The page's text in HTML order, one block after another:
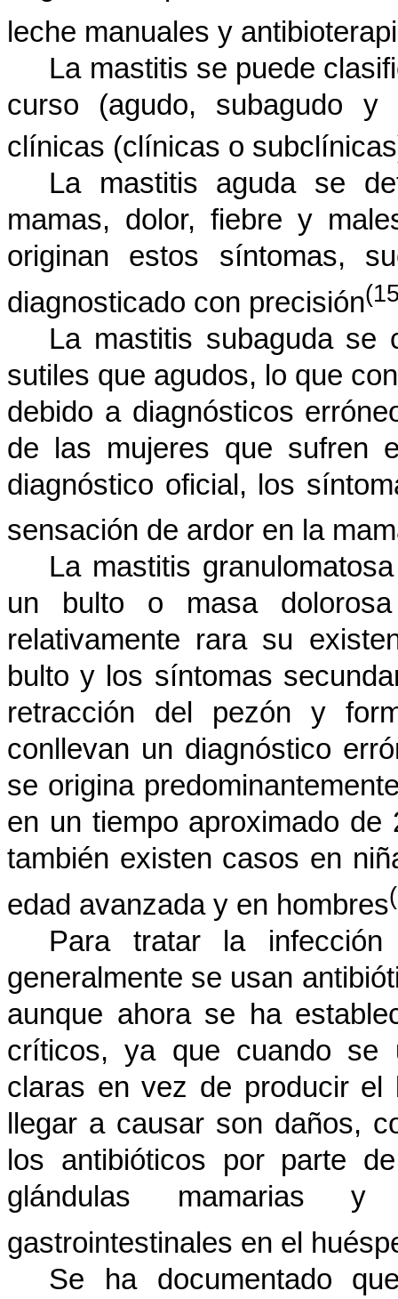
leche manuales y
La mastitis se puede
curso (agudo, subagudo y
clínicas (clínicas o
La mastitis aguda se
mamas, dolor, fiebre y
originan estos síntomas,
diagnosticado con precisión
La mastitis subaguda se
sutiles que agudos, lo que
debido a diagnósticos
de las mujeres que sufren
diagnóstico oficial, los
sensación de ardor en la
La mastitis
un bulto o masa
relativamente rara su
bulto y los síntomas
retracción del pezón y
conllevan un diagnóstico
se origina
en un tiempo aproximado
también existen casos en
edad avanzada y en hombres
Para tratar la
generalmente se usan
aunque ahora se ha
críticos, ya que cuando se
claras en vez de producir el
llegar a causar son daños,
los antibióticos por parte
glándulas mamarias
gastrointestinales en el
Se ha documentado